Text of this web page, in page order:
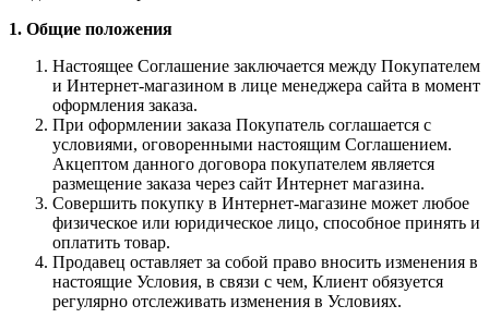
1. Общие положения
Настоящее Соглашение заключается между Покупателем
и Интернет-магазином в лице менеджера сайта в момент
оформления заказа.
При оформлении заказа Покупатель соглашается с
условиями, оговоренными настоящим Соглашением.
Акцептом данного договора покупателем является
размещение заказа через сайт Интернет магазина.
Совершить покупку в Интернет-магазине может любое
физическое или юридическое лицо, способное принять и
оплатить товар.
Продавец оставляет за собой право вносить изменения в
настоящие Условия, в связи с чем, Клиент обязуется
регулярно отслеживать изменения в Условиях.